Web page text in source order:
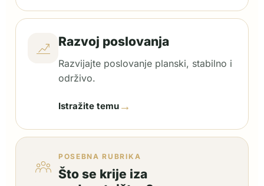
Razvoj poslovanja
Razvijajte poslovanje planski, stabilno i
održivo.
Istražite temu →
POSEBNA RUBRIKA
Što se krije iza